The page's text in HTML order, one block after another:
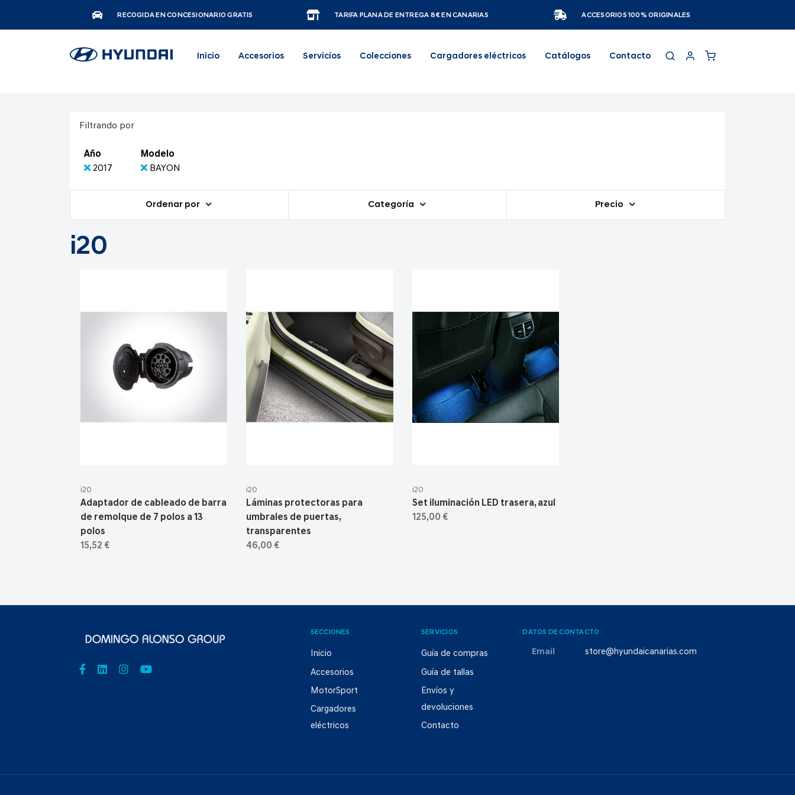
RECOGIDA EN CONCESIONARIO GRATIS TARIFA PLANA DE ENTREGA 8€ EN CANARIAS ACCESORIOS 100% ORIGINALES
Inicio Accesorios Servicios Colecciones Cargadores eléctricos Catálogos Contacto
Filtrando por
Año
2017
Modelo
BAYON
Ordenar por Categoría Precio
i20
i20
Adaptador de cableado de barra
de remolque de 7 polos a 13
polos
15,52 €
i20
Láminas protectoras para
umbrales de puertas,
transparentes
46,00 €
i20
Set iluminación LED trasera, azul
125,00 €
SECCIONES
Inicio
Accesorios
MotorSport
Cargadores
eléctricos
SERVICIOS
Guía de compras
Guía de tallas
Envíos y
devoluciones
Contacto
DATOS DE CONTACTO
Email store@hyundaicanarias.com